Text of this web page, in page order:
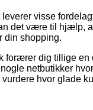
leverer visse
det være til hjælp,
din shopping.
forærer dig tillige
netbutikker
vurdere hvor glade